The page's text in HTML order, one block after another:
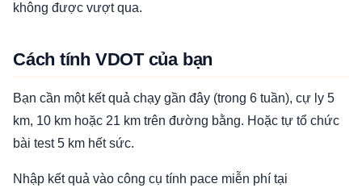
không được vượt qua.
Cách tính VDOT của bạn
Bạn cần một kết quả chạy gần đây (trong 6 tuần), cự ly 5
km, 10 km hoặc 21 km trên đường bằng. Hoặc tự tổ chức
bài test 5 km hết sức.
Nhập kết quả vào công cụ tính pace miễn phí tại